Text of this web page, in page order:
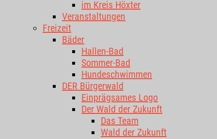
im Kreis Höxter
Veranstaltungen
Freizeit
Bäder
Hallen-Bad
Sommer-Bad
Hundeschwimmen
DER Bürgerwald
Einprägsames Logo
Der Wald der Zukunft
Das Team
Wald der Zukunft